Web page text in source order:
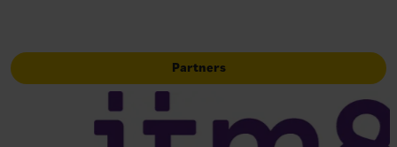
Partners